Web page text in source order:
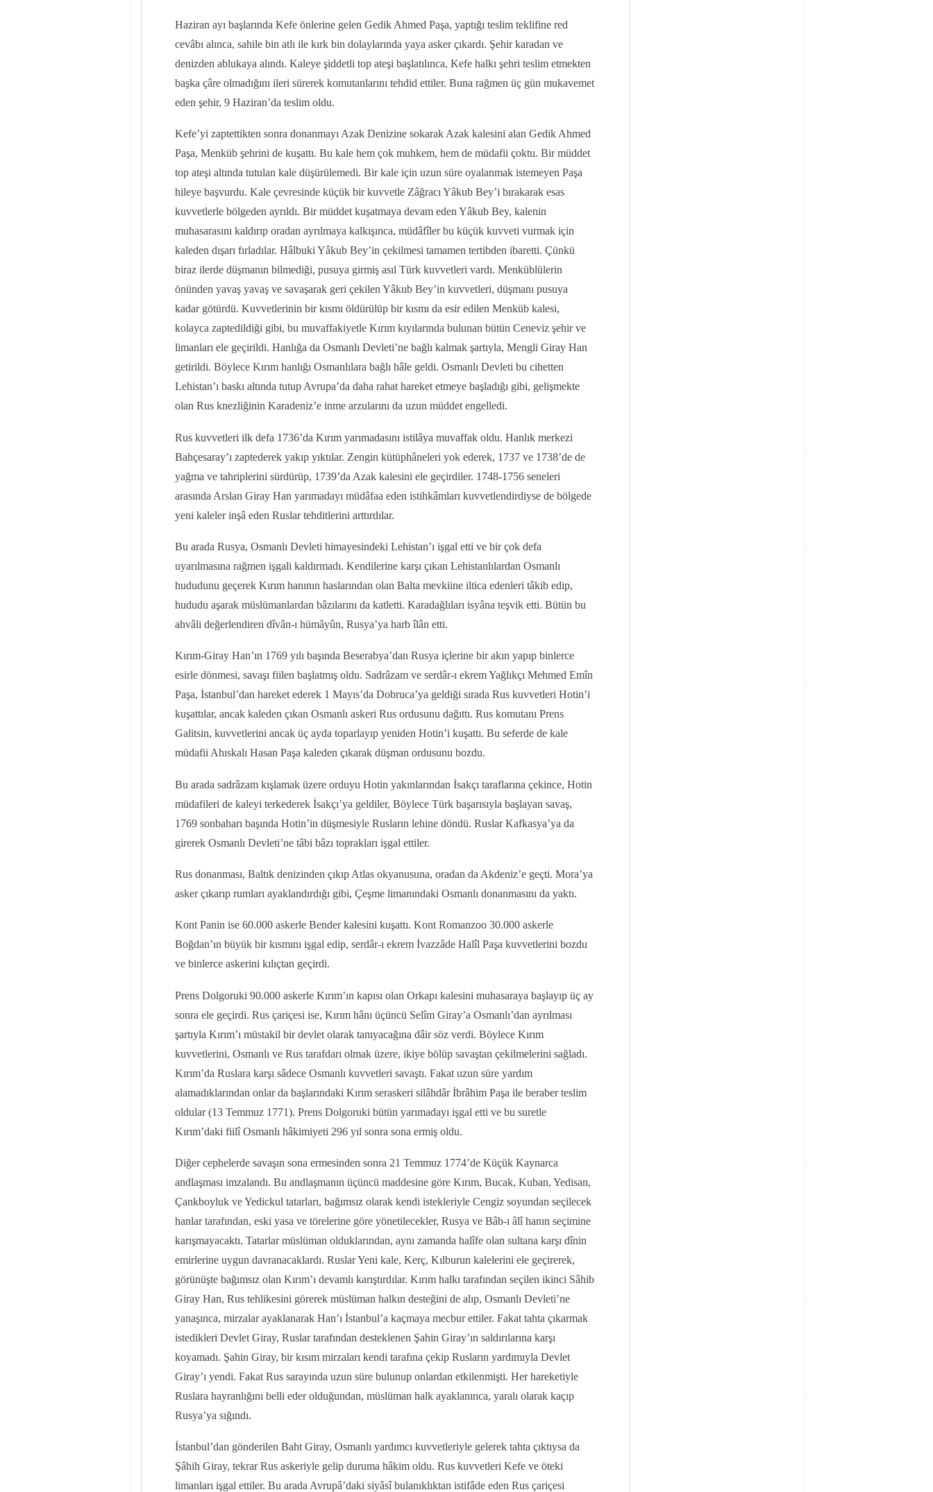
Haziran ayı başlarında Kefe önlerine gelen Gedik Ahmed Paşa, yaptığı teslim teklifine red
cevâbı alınca, sahile bin atlı ile kırk bin dolaylarında yaya asker çıkardı. Şehir karadan ve
denizden ablukaya alındı. Kaleye şiddetli top ateşi başlatılınca, Kefe halkı şehri teslim etmekten
başka çâre olmadığını ileri sürerek komutanlarını tehdid ettiler. Buna rağmen üç gün mukavemet
eden şehir, 9 Haziran’da teslim oldu.
Kefe’yi zaptettikten sonra donanmayı Azak Denizine sokarak Azak kalesini alan Gedik Ahmed
Paşa, Menküb şehrini de kuşattı. Bu kale hem çok muhkem, hem de müdafii çoktu. Bir müddet
top ateşi altında tutulan kale düşürülemedi. Bir kale için uzun süre oyalanmak istemeyen Paşa
hileye başvurdu. Kale çevresinde küçük bir kuvvetle Zâğracı Yâkub Bey’i bırakarak esas
kuvvetlerle bölgeden ayrıldı. Bir müddet kuşatmaya devam eden Yâkub Bey, kalenin
muhasarasını kaldırıp oradan ayrılmaya kalkışınca, müdâfîler bu küçük kuvveti vurmak için
kaleden dışarı fırladılar. Hâlbuki Yâkub Bey’in çekilmesi tamamen tertibden ibaretti. Çünkü
biraz ilerde düşmanın bilmediği, pusuya girmiş asıl Türk kuvvetleri vardı. Menküblülerin
önünden yavaş yavaş ve savaşarak geri çekilen Yâkub Bey’in kuvvetleri, düşmanı pusuya
kadar götürdü. Kuvvetlerinin bir kısmı öldürülüp bir kısmı da esir edilen Menküb kalesi,
kolayca zaptedildiği gibi, bu muvaffakiyetle Kırım kıyılarında bulunan bütün Ceneviz şehir ve
limanları ele geçirildi. Hanlığa da Osmanlı Devleti’ne bağlı kalmak şartıyla, Mengli Giray Han
getirildi. Böylece Kırım hanlığı Osmanlılara bağlı hâle geldi. Osmanlı Devleti bu cihetten
Lehistan’ı baskı altında tutup Avrupa’da daha rahat hareket etmeye başladığı gibi, gelişmekte
olan Rus knezliğinin Karadeniz’e inme arzularını da uzun müddet engelledi.
Rus kuvvetleri ilk defa 1736’da Kırım yarımadasını istilâya muvaffak oldu. Hanlık merkezi
Bahçesaray’ı zaptederek yakıp yıktılar. Zengin kütüphâneleri yok ederek, 1737 ve 1738’de de
yağma ve tahriplerini sürdürüp, 1739’da Azak kalesini ele geçirdiler. 1748-1756 seneleri
arasında Arslan Giray Han yarımadayı müdâfaa eden istihkâmları kuvvetlendirdiyse de bölgede
yeni kaleler inşâ eden Ruslar tehditlerini arttırdılar.
Bu arada Rusya, Osmanlı Devleti himayesindeki Lehistan’ı işgal etti ve bir çok defa
uyarılmasına rağmen işgali kaldırmadı. Kendilerine karşı çıkan Lehistanlılardan Osmanlı
hududunu geçerek Kırım hanının haslarından olan Balta mevkiine iltica edenleri tâkib edip,
hududu aşarak müslümanlardan bâzılarını da katletti. Karadağlıları isyâna teşvik etti. Bütün bu
ahvâli değerlendiren dîvân-ı hümâyûn, Rusya’ya harb îlân etti.
Kırım-Giray Han’ın 1769 yılı başında Beserabya’dan Rusya içlerine bir akın yapıp binlerce
esirle dönmesi, savaşı fiilen başlatmış oldu. Sadrâzam ve serdâr-ı ekrem Yağlıkçı Mehmed Emîn
Paşa, İstanbul’dan hareket ederek 1 Mayıs’da Dobruca’ya geldiği sırada Rus kuvvetleri Hotin’i
kuşattılar, ancak kaleden çıkan Osmanlı askeri Rus ordusunu dağıttı. Rus komutanı Prens
Galitsin, kuvvetlerini ancak üç ayda toparlayıp yeniden Hotin’i kuşattı. Bu seferde de kale
müdafii Ahıskalı Hasan Paşa kaleden çıkarak düşman ordusunu bozdu.
Bu arada sadrâzam kışlamak üzere orduyu Hotin yakınlarından İsakçı taraflarına çekince, Hotin
müdafileri de kaleyi terkederek İsakçı’ya geldiler, Böylece Türk başarısıyla başlayan savaş,
1769 sonbaharı başında Hotin’in düşmesiyle Rusların lehine döndü. Ruslar Kafkasya’ya da
girerek Osmanlı Devleti’ne tâbi bâzı toprakları işgal ettiler.
Rus donanması, Baltık denizinden çıkıp Atlas okyanusuna, oradan da Akdeniz’e geçti. Mora’ya
asker çıkarıp rumları ayaklandırdığı gibi, Çeşme limanındaki Osmanlı donanmasını da yaktı.
Kont Panin ise 60.000 askerle Bender kalesini kuşattı. Kont Romanzoo 30.000 askerle
Boğdan’ın büyük bir kısmını işgal edip, serdâr-ı ekrem İvazzâde Halîl Paşa kuvvetlerini bozdu
ve binlerce askerini kılıçtan geçirdi.
Prens Dolgoruki 90.000 askerle Kırım’ın kapısı olan Orkapı kalesini muhasaraya başlayıp üç ay
sonra ele geçirdi. Rus çariçesi ise, Kırım hânı üçüncü Selîm Giray’a Osmanlı’dan ayrılması
şartıyla Kırım’ı müstakil bir devlet olarak tanıyacağına dâir söz verdi. Böylece Kırım
kuvvetlerini, Osmanlı ve Rus tarafdarı olmak üzere, ikiye bölüp savaştan çekilmelerini sağladı.
Kırım’da Ruslara karşı sâdece Osmanlı kuvvetleri savaştı. Fakat uzun süre yardım
alamadıklarından onlar da başlarındaki Kırım seraskeri silâhdâr İbrâhim Paşa ile beraber teslim
oldular (13 Temmuz 1771). Prens Dolgoruki bütün yarımadayı işgal etti ve bu suretle
Kırım’daki fiilî Osmanlı hâkimiyeti 296 yıl sonra sona ermiş oldu.
Diğer cephelerde savaşın sona ermesinden sonra 21 Temmuz 1774’de Küçük Kaynarca
andlaşması imzalandı. Bu andlaşmanın üçüncü maddesine göre Kırım, Bucak, Kuban, Yedisan,
Çankboyluk ve Yedickul tatarları, bağımsız olarak kendi istekleriyle Cengiz soyundan seçilecek
hanlar tarafından, eski yasa ve törelerine göre yönetilecekler, Rusya ve Bâb-ı âlî hanın seçimine
karışmayacaktı. Tatarlar müslüman olduklarından, aynı zamanda halîfe olan sultana karşı dînin
emirlerine uygun davranacaklardı. Ruslar Yeni kale, Kerç, Kılburun kalelerini ele geçirerek,
görünüşte bağımsız olan Kırım’ı devamlı karıştırdılar. Kırım halkı tarafından seçilen ikinci Sâhib
Giray Han, Rus tehlikesini görerek müslüman halkın desteğini de alıp, Osmanlı Devleti’ne
yanaşınca, mirzalar ayaklanarak Han’ı İstanbul’a kaçmaya mecbur ettiler. Fakat tahta çıkarmak
istedikleri Devlet Giray, Ruslar tarafından desteklenen Şahin Giray’ın saldırılarına karşı
koyamadı. Şahin Giray, bir kısım mirzaları kendi tarafına çekip Rusların yardımıyla Devlet
Giray’ı yendi. Fakat Rus sarayında uzun süre bulunup onlardan etkilenmişti. Her hareketiyle
Ruslara hayranlığını belli eder olduğundan, müslüman halk ayaklanınca, yaralı olarak kaçıp
Rusya’ya sığındı.
İstanbul’dan gönderilen Baht Giray, Osmanlı yardımcı kuvvetleriyle gelerek tahta çıktıysa da
Şâhih Giray, tekrar Rus askeriyle gelip duruma hâkim oldu. Rus kuvvetleri Kefe ve öteki
limanları işgal ettiler. Bu arada Avrupâ’daki siyâsî bulanıklıktan istifâde eden Rus çariçesi